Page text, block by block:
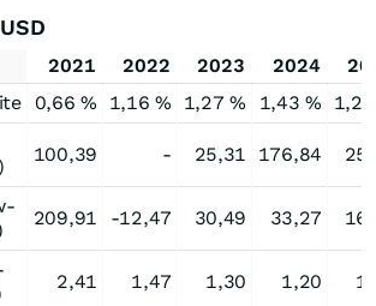
2021 2022 2023 2024
0,66 % 1,16 % 1,27 % 1,43 %
100,39 - 25,31 176,84
209,91 -12,47 30,49 33,27
2,41 1,47 1,30 1,20